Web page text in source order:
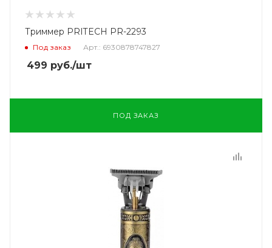
Триммер PRITECH PR-2293
Под заказ Арт.: 6930878747827
499 руб./шт
ПОД ЗАКАЗ